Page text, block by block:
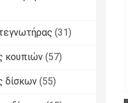
(31)
κουπιών (57)
δίσκων (55)